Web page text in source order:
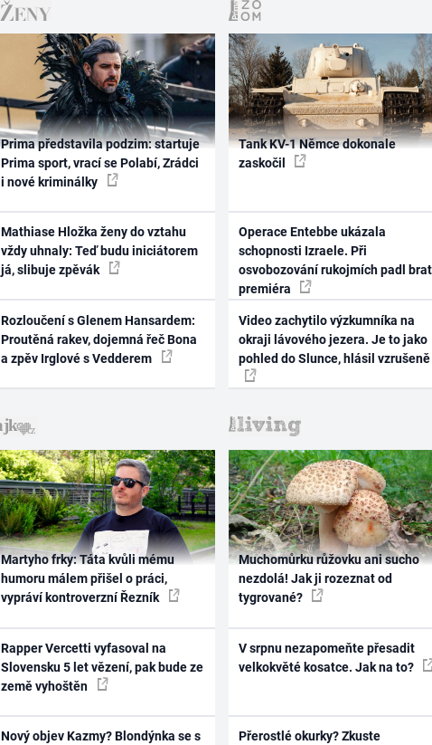
Prima představila podzim: startuje
Prima sport, vrací se Polabí, Zrádci
i nové kriminálky
Mathiase Hložka ženy do vztahu
vždy uhnaly: Teď budu iniciátorem
já, slibuje zpěvák
Rozloučení s Glenem Hansardem:
Proutěná rakev, dojemná řeč Bona
a zpěv Irglové s Vedderem
Tank KV-1 Němce dokonale
zaskočil
Operace Entebbe ukázala
schopnosti Izraele. Při
osvobozování rukojmích padl
premiéra
Video zachytilo výzkumníka na
okraji lávového jezera. Je to jako
pohled do Slunce, hlásil vzrušeně
Martyho frky: Táta kvůli mému
humoru málem přišel o práci,
vypráví kontroverzní Řezník
Rapper Vercetti vyfasoval na
Slovensku 5 let vězení, pak bude ze
země vyhoštěn
Nový objev Kazmy? Blondýnka se s
Muchomůrku růžovku ani sucho
nezdolá! Jak ji rozeznat od
tygrované?
V srpnu nezapomeňte přesadit
velkokvěté kosatce. Jak na to?
Přerostlé okurky? Zkuste